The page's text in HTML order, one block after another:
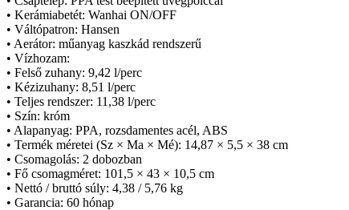
• Kerámiabetét: Wanhai ON/OFF
• Váltópatron: Hansen
• Aerátor: műanyag kaszkád rendszerű
• Vízhozam:
• Felső zuhany: 9,42 l/perc
• Kézizuhany: 8,51 l/perc
• Teljes rendszer: 11,38 l/perc
• Szín: króm
• Alapanyag: PPA, rozsdamentes acél, ABS
• Termék méretei (Sz × Ma × Mé): 14,87 × 5,5 × 38 cm
• Csomagolás: 2 dobozban
• Fő csomagméret: 101,5 × 43 × 10,5 cm
• Nettó / bruttó súly: 4,38 / 5,76 kg
• Garancia: 60 hónap